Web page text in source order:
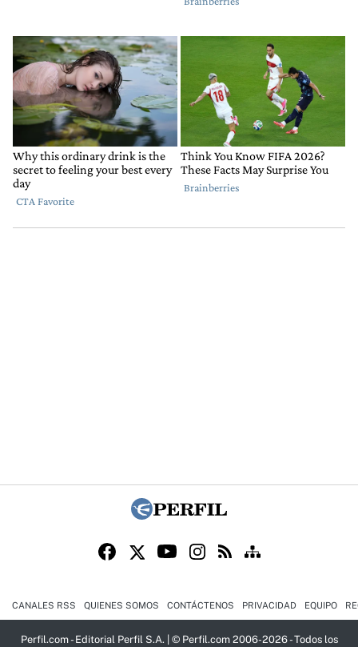
CANALES RSS QUIENES SOMOS CONTÁCTENOS PRIVACIDAD EQUIPO
Perfil.com - Editorial Perfil S.A. | © Perfil.com 2006-2026 - Todos los